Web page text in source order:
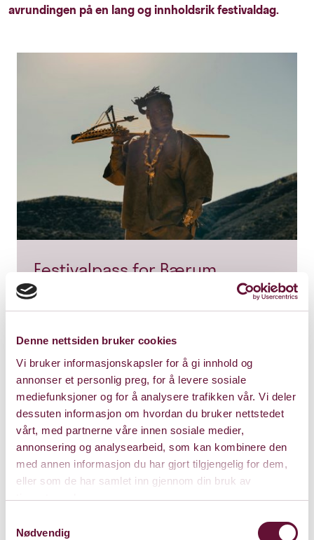
Denne nettsiden bruker cookies
Vi bruker informasjonskapsler for å gi innhold og
annonser et personlig preg, for å levere sosiale
mediefunksjoner og for å analysere trafikken vår. Vi deler
dessuten informasjon om hvordan du bruker nettstedet
vårt, med partnerne våre innen sosiale medier,
annonsering og analysearbeid, som kan kombinere den
med annen informasjon du har gjort tilgjengelig for dem,
eller som de har samlet inn gjennom din bruk av
tjenestene deres.
Nødvendig
avrundingen på en lang og innholdsrik festivaldag.
Festivalpass for Bærum
Jazzfestival 2024
Du kjøper dagspass per dag — fredag og/eller
lørdag. Og husk at du må hente ut billett ut
for hver konsert.
Velkommen til jazzfest!
Kjøp Festivalpass HER